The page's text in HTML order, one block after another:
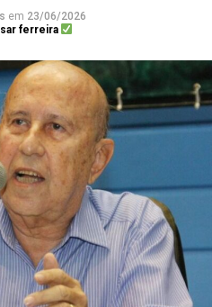
em 23/06/2026
ferreira